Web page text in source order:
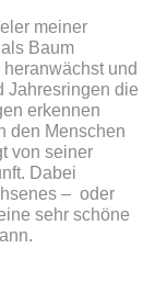
meiner
Baum
und
Jahresringen die
erkennen
den Menschen
von seiner
Dabei
– oder
sehr schöne